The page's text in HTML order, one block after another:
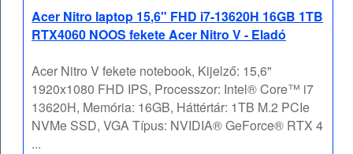
Acer Nitro laptop 15,6" FHD i7-13620H 16GB 1TB
RTX4060 NOOS fekete Acer Nitro V - Eladó
Acer Nitro V fekete notebook, Kijelző: 15,6"
1920x1080 FHD IPS, Processzor: Intel® Core™ i7
13620H, Memória: 16GB, Háttértár: 1TB M.2 PCIe
NVMe SSD, VGA Típus: NVIDIA® GeForce® RTX 4
...